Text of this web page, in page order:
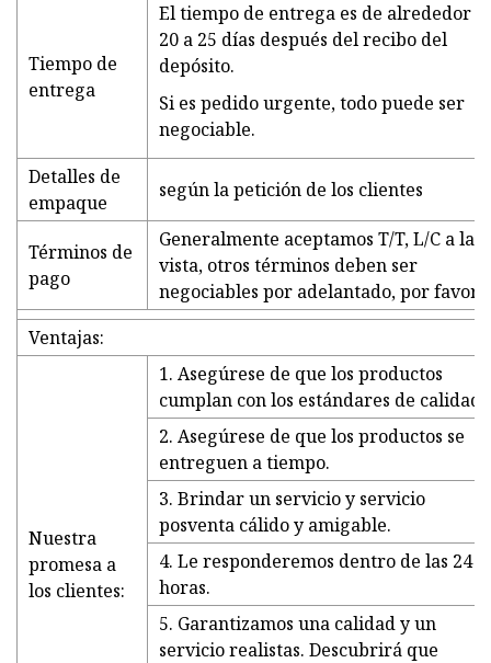
Tiempo de
entrega
El tiempo de entrega es de alrededor
20 a 25 días después del recibo del
depósito.
Si es pedido urgente, todo puede ser
negociable.
Detalles de
empaque
según la petición de los clientes
Términos de
pago
Generalmente aceptamos T/T, L/C a la
vista, otros términos deben ser
negociables por adelantado, por favor
Ventajas:
Nuestra
promesa a
los clientes:
1. Asegúrese de que los productos
cumplan con los estándares de calidad.
2. Asegúrese de que los productos se
entreguen a tiempo.
3. Brindar un servicio y servicio
posventa cálido y amigable.
4. Le responderemos dentro de las 24
horas.
5. Garantizamos una calidad y un
servicio realistas. Descubrirá que